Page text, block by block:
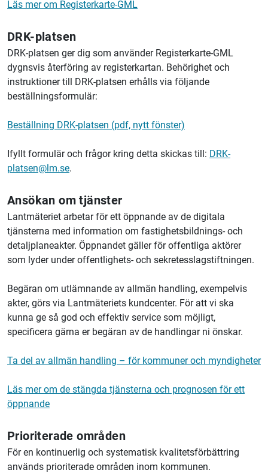
Läs mer om Registerkarte-GML
DRK-platsen
DRK-platsen ger dig som använder Registerkarte-GML
dygnsvis återföring av registerkartan. Behörighet och
instruktioner till DRK-platsen erhålls via följande
beställningsformulär:
Beställning DRK-platsen (pdf, nytt fönster)
Ifyllt formulär och frågor kring detta skickas till: DRK-
platsen@lm.se.
Ansökan om tjänster
Lantmäteriet arbetar för ett öppnande av de digitala
tjänsterna med information om fastighetsbildnings- och
detaljplaneakter. Öppnandet gäller för offentliga aktörer
som lyder under offentlighets- och sekretesslagstiftningen.
Begäran om utlämnande av allmän handling, exempelvis
akter, görs via Lantmäteriets kundcenter. För att vi ska
kunna ge så god och effektiv service som möjligt,
specificera gärna er begäran av de handlingar ni önskar.
Ta del av allmän handling – för kommuner och myndigheter
Läs mer om de stängda tjänsterna och prognosen för ett
öppnande
Prioriterade områden
För en kontinuerlig och systematisk kvalitetsförbättring
används prioriterade områden inom kommunen.